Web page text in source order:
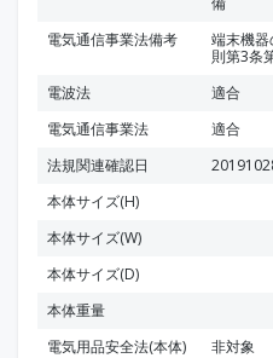
電気通信事業法備考
端末機
則第3条
電波法
適合
電気通信事業法
適合
法規関連確認日
本体サイズ(H)
本体サイズ(W)
本体サイズ(D)
本体重量
電気用品安全法(本体)
非対象